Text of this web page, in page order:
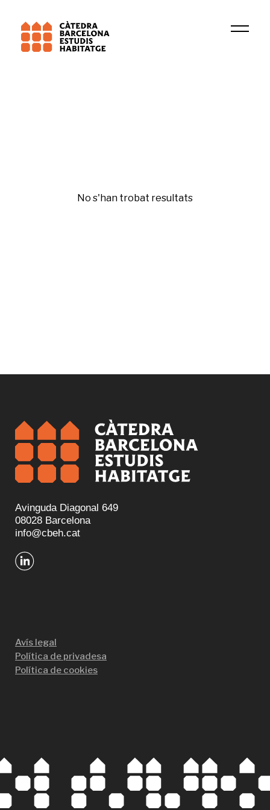
No s'han trobat resultats
Avinguda Diagonal 649
08028 Barcelona
info@cbeh.cat
Avís legal
Política de privadesa
Política de cookies